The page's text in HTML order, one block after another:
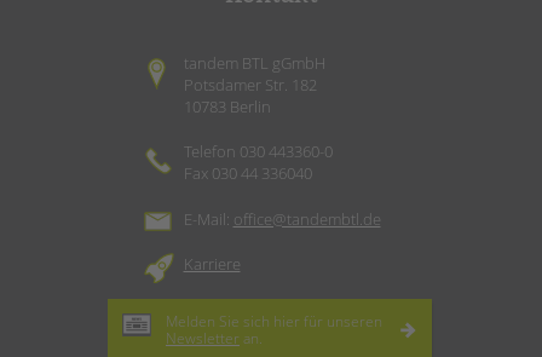
tandem BTL gGmbH
Potsdamer Str. 182
10783 Berlin
Telefon 030 443360-0
Fax 030 44 336040
E-Mail: office@tandembtl.de
Karriere
Melden Sie sich hier für unseren
Newsletter an.